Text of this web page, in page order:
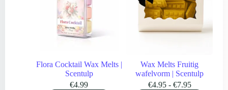
kan
gekozen
op
Flora Cocktail Wax Melts |
Scentulp
€4.99
Wax Melts Fruitig
wafelvorm | Scentulp
€4.95 - €7.95Prijsklasse: